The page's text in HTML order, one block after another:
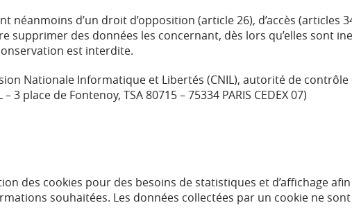
d’un droit d’opposition (article 26), d’accès (articles
des données les concernant, dès lors qu’elles sont
est interdite.
Nationale Informatique et Libertés (CNIL), autorité de contrôle
de Fontenoy, TSA 80715 – 75334 PARIS CEDEX 07)
des cookies pour des besoins de statistiques et d’affichage
souhaitées. Les données collectées par un cookie ne